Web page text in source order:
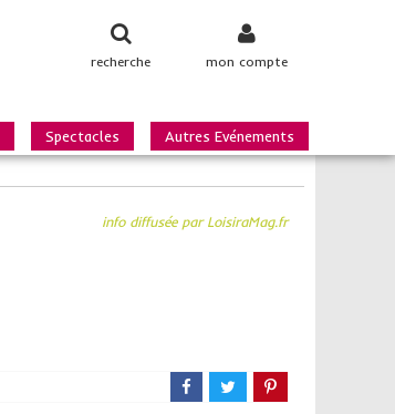
mon compte
recherche
Spectacles Autres Evénements
info diffusée par LoisiraMag.fr